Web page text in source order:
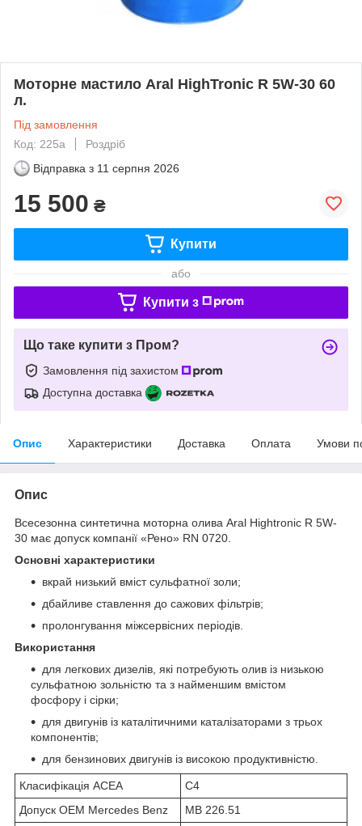
Моторне мастило Aral HighTronic R 5W-30 60
л.
Під замовлення
Код: 225а
Роздріб
Відправка з 11 серпня 2026
15 500 ₴
Купити
або
Купити з
Що таке купити з Пром?
Замовлення під захистом
Доступна доставка
Опис Характеристики Доставка Оплата Умови
Опис
Всесезонна синтетична моторна олива Aral Hightronic R 5W-
30 має допуск компанії «Рено» RN 0720.
Основні характеристики
вкрай низький вміст сульфатної золи;
дбайливе ставлення до сажових фільтрів;
пролонгування міжсервісних періодів.
Використання
для легкових дизелів, які потребують олив із низькою
сульфатною зольністю та з найменшим вмістом
фосфору і сірки;
для двигунів із каталітичними каталізаторами з трьох
компонентів;
для бензинових двигунів із високою продуктивністю.
Класифікація ACEA
C4
Допуск OEM Mercedes Benz
MB 226.51